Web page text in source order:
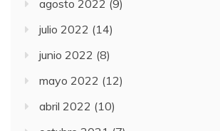
agosto 2022 (9)
julio 2022 (14)
junio 2022 (8)
mayo 2022 (12)
abril 2022 (10)